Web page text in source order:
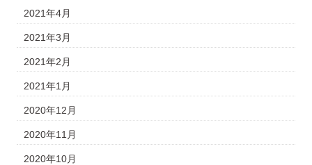
2021年4月
2021年3月
2021年2月
2021年1月
2020年12月
2020年11月
2020年10月